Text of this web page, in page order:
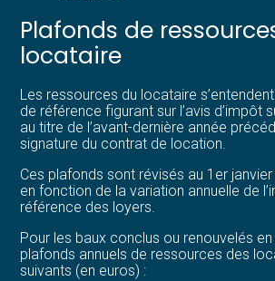
Plafonds de
locataire
Les ressources du locataire
de référence figurant sur l’avis d’impôt
au titre de l’avant-dernière année
signature du contrat de location.
Ces plafonds sont révisés au 1er
en fonction de la variation annuelle de
référence des loyers.
Pour les baux conclus ou renouvelés
plafonds annuels de ressources des
suivants (en euros) :